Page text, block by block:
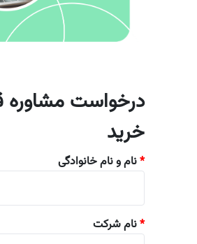
درخواست مشاوره
خرید
*
*